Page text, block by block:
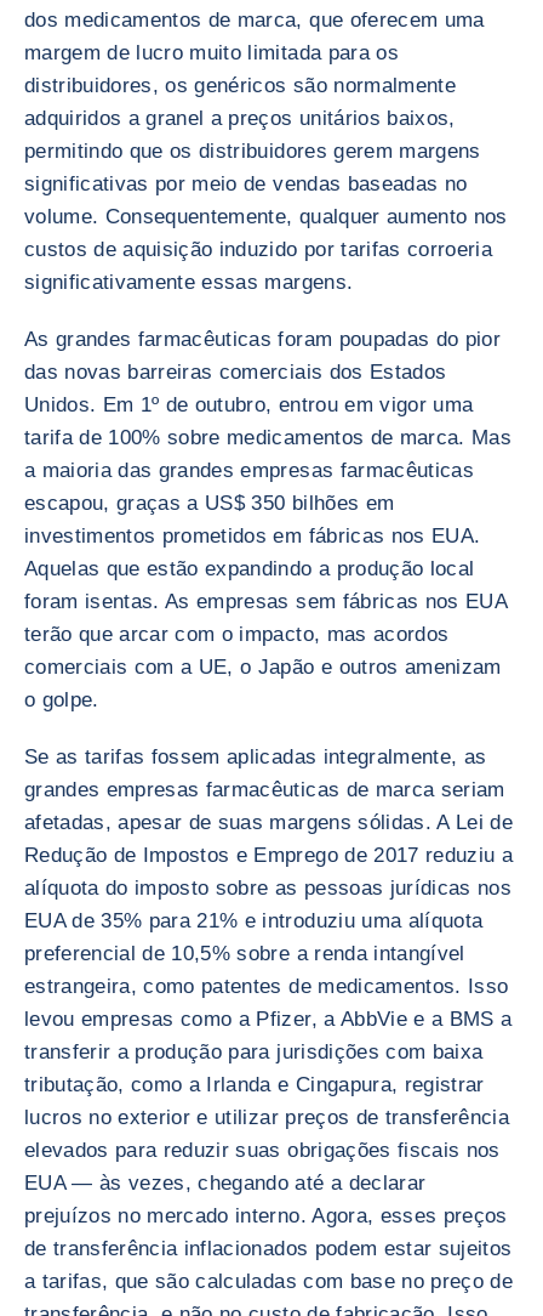
dos medicamentos de marca, que oferecem uma
margem de lucro muito limitada para os
distribuidores, os genéricos são normalmente
adquiridos a granel a preços unitários baixos,
permitindo que os distribuidores gerem margens
significativas por meio de vendas baseadas no
volume. Consequentemente, qualquer aumento nos
custos de aquisição induzido por tarifas corroeria
significativamente essas margens.
As grandes farmacêuticas foram poupadas do pior
das novas barreiras comerciais dos Estados
Unidos. Em 1º de outubro, entrou em vigor uma
tarifa de 100% sobre medicamentos de marca. Mas
a maioria das grandes empresas farmacêuticas
escapou, graças a US$ 350 bilhões em
investimentos prometidos em fábricas nos EUA.
Aquelas que estão expandindo a produção local
foram isentas. As empresas sem fábricas nos EUA
terão que arcar com o impacto, mas acordos
comerciais com a UE, o Japão e outros amenizam
o golpe.
Se as tarifas fossem aplicadas integralmente, as
grandes empresas farmacêuticas de marca seriam
afetadas, apesar de suas margens sólidas. A Lei de
Redução de Impostos e Emprego de 2017 reduziu a
alíquota do imposto sobre as pessoas jurídicas nos
EUA de 35% para 21% e introduziu uma alíquota
preferencial de 10,5% sobre a renda intangível
estrangeira, como patentes de medicamentos. Isso
levou empresas como a Pfizer, a AbbVie e a BMS a
transferir a produção para jurisdições com baixa
tributação, como a Irlanda e Cingapura, registrar
lucros no exterior e utilizar preços de transferência
elevados para reduzir suas obrigações fiscais nos
EUA — às vezes, chegando até a declarar
prejuízos no mercado interno. Agora, esses preços
de transferência inflacionados podem estar sujeitos
a tarifas, que são calculadas com base no preço de